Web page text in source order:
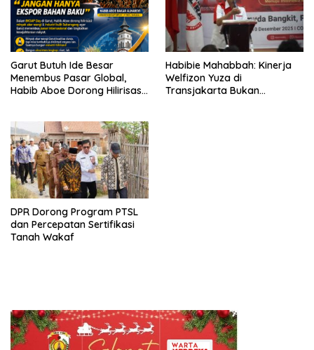
Garut Butuh Ide Besar
Menembus Pasar Global,
Habib Aboe Dorong Hilirisasi
Habibie Mahabbah: Kinerja
Welfizon Yuza di
Transjakarta Bukan
DPR Dorong Program PTSL
dan Percepatan Sertifikasi
Tanah Wakaf